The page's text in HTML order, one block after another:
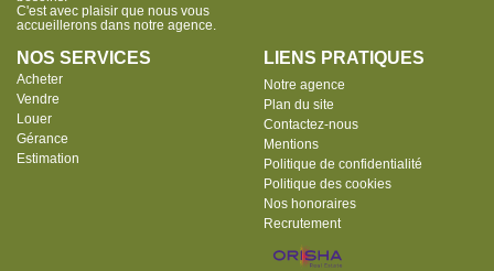
C'est avec plaisir que nous vous
accueillerons dans notre agence.
NOS SERVICES
Acheter
Vendre
Louer
Gérance
Estimation
LIENS PRATIQUES
Notre agence
Plan du site
Contactez-nous
Mentions
Politique de confidentialité
Politique des cookies
Nos honoraires
Recrutement